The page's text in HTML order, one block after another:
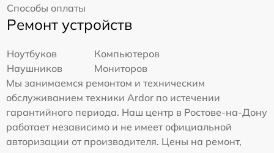
Способы оплаты
Ремонт устройств
Ноутбуков
Компьютеров
Наушников
Мониторов
Мы занимаемся ремонтом и техническим
обслуживанием техники Ardor по истечении
гарантийного периода. Наш центр в Ростове-на-Дону
работает независимо и не имеет официальной
авторизации от производителя. Цены на ремонт,